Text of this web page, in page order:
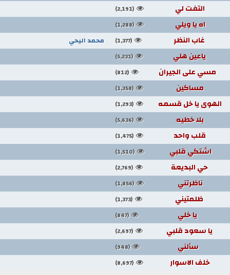
التفت لي (2,191)
اه يا ويلي (1,288)
غاب النظر (1,377) محمد اليحي
ياعين هلي (5,231)
مسي على الجيران (812)
مساكين (1,358)
الهوى يا خل قسمه (1,293)
بلا خطيه (5,636)
قلب واحد (1,475)
اشتكي قلبي (1,510)
حي البديعة (2,769)
ناظرتني (1,856)
ظلمتيني (1,373)
يا خلي (847)
يا سعود قلبي (2,697)
سألني (948)
خلف الاسوار (8,697)